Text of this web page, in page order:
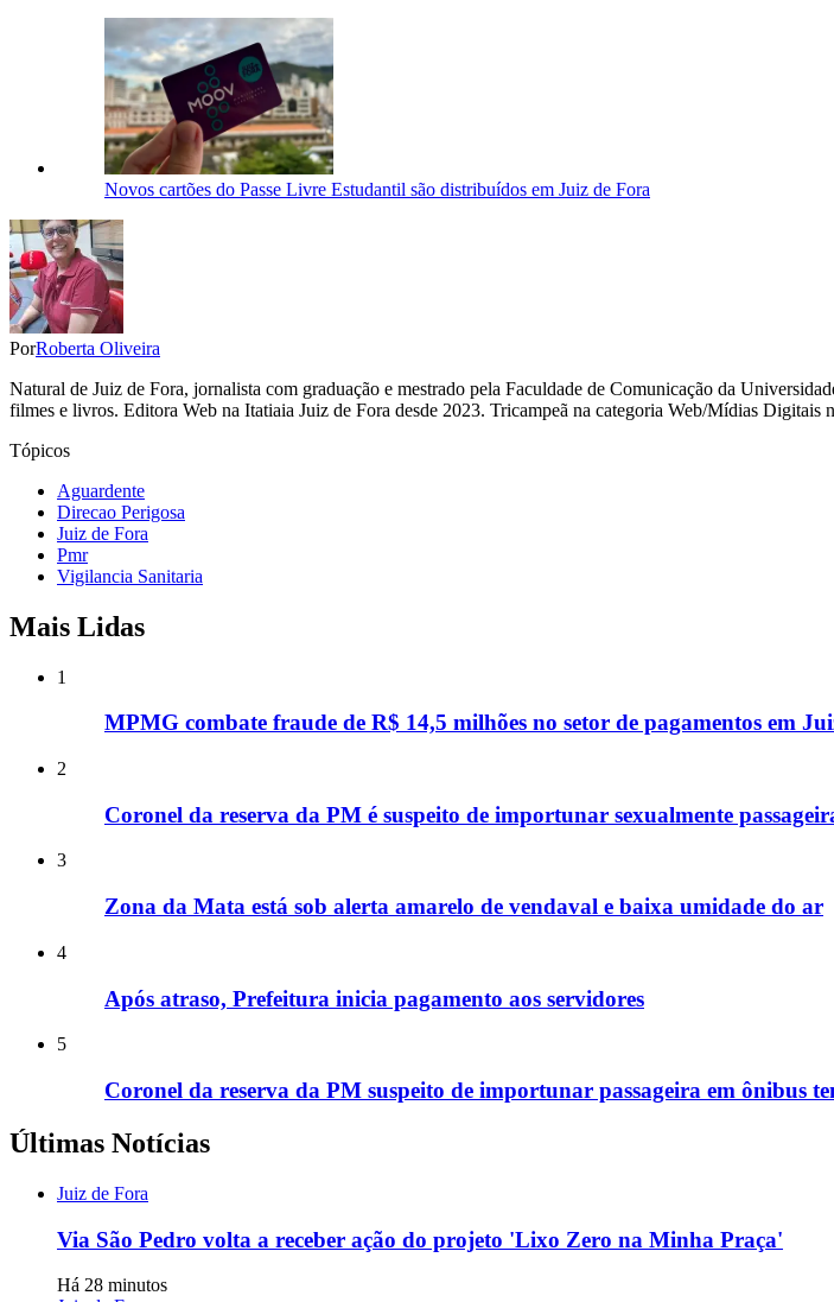
Novos cartões do Passe Livre Estudantil são distribuídos em Juiz de Fora
PorRoberta Oliveira
Natural de Juiz de Fora, jornalista com graduação e mestrado pela Faculdade de Comunicação da
filmes e livros. Editora Web na Itatiaia Juiz de Fora desde 2023. Tricampeã na categoria Web/Mídias
Tópicos
Aguardente
Direcao Perigosa
Juiz de Fora
Pmr
Vigilancia Sanitaria
Mais Lidas
1
MPMG combate fraude de R$ 14,5 milhões no setor de pagamentos em
2
Coronel da reserva da PM é suspeito de importunar sexualmente
3
Zona da Mata está sob alerta amarelo de vendaval e baixa umidade do ar
4
Após atraso, Prefeitura inicia pagamento aos servidores
5
Coronel da reserva da PM suspeito de importunar passageira em ônibus
Últimas Notícias
Juiz de Fora
Via São Pedro volta a receber ação do projeto 'Lixo Zero na Minha Praça'
Há 28 minutos